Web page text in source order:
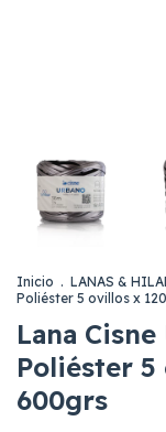
Inicio . LANAS &
Poliéster 5 ovillos x
Lana
Poliéster 5
600grs